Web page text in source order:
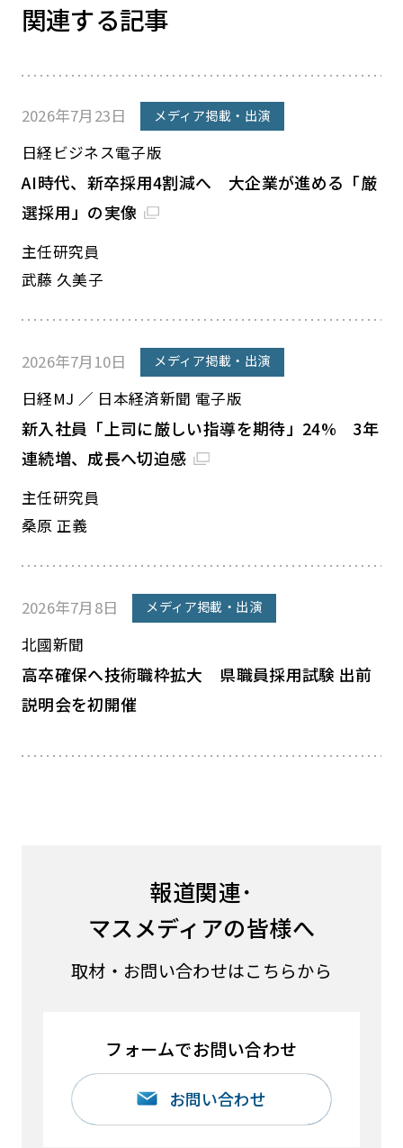
関連する記事
2026年7月23日 メディア掲載・出演
日経ビジネス電子版
AI時代、新卒採用4割減へ 大企業が進める「厳
選採用」の実像
主任研究員
武藤 久美子
2026年7月10日 メディア掲載・出演
日経MJ ／ 日本経済新聞 電子版
新入社員「上司に厳しい指導を期待」24% 3年
連続増、成長へ切迫感
主任研究員
桑原 正義
2026年7月8日 メディア掲載・出演
北國新聞
高卒確保へ技術職枠拡大 県職員採用試験 出前
説明会を初開催
報道関連･
マスメディアの皆様へ
取材・お問い合わせはこちらから
フォームでお問い合わせ
お問い合わせ